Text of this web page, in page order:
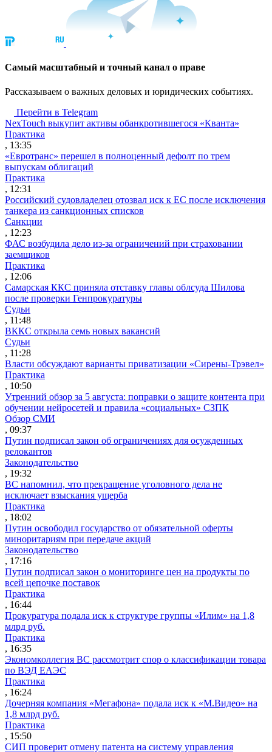
Cамый масштабный и точный канал о праве
Рассказываем о важных деловых и юридических событиях.
Перейти в Telegram
NexTouch выкупит активы обанкротившегося «Кванта»
Практика
, 13:35
«Евротранс» перешел в полноценный дефолт по трем
выпускам облигаций
Практика
, 12:31
Российский судовладелец отозвал иск к ЕС после исключения
танкера из санкционных списков
Санкции
, 12:23
ФАС возбудила дело из-за ограничений при страховании
заемщиков
Практика
, 12:06
Самарская ККС приняла отставку главы облсуда Шилова
после проверки Генпрокуратуры
Судьи
, 11:48
ВККС открыла семь новых вакансий
Судьи
, 11:28
Власти обсуждают варианты приватизации «Сирены-Трэвел»
Практика
, 10:50
Утренний обзор за 5 августа: поправки о защите контента при
обучении нейросетей и правила «социальных» СЗПК
Обзор СМИ
, 09:37
Путин подписал закон об ограничениях для осужденных
релокантов
Законодательство
, 19:32
ВС напомнил, что прекращение уголовного дела не
исключает взыскания ущерба
Практика
, 18:02
Путин освободил государство от обязательной оферты
миноритариям при передаче акций
Законодательство
, 17:16
Путин подписал закон о мониторинге цен на продукты по
всей цепочке поставок
Практика
, 16:44
Прокуратура подала иск к структуре группы «Илим» на 1,8
млрд руб.
Практика
, 16:35
Экономколлегия ВС рассмотрит спор о классификации товара
по ВЭД ЕАЭС
Практика
, 16:24
Дочерняя компания «Мегафона» подала иск к «М.Видео» на
1,8 млрд руб.
Практика
, 15:50
СИП проверит отмену патента на систему управления